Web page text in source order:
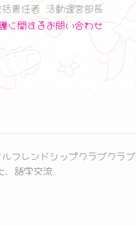
責任者 活動運営部長
に関するお問い合わせ
フレンドシップクラブクラブ
語学交流